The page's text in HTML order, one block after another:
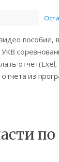
пособие,
отчета из
по